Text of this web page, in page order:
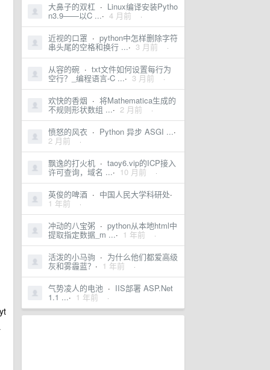
大鼻子的双杠 · Linux编译安装Pytho
n3.9——以C ...· 4 月前 ·
近视的口罩 · python中怎样删除字符
串头尾的空格和换行 ...· 3 月前 ·
从容的碗 · txt文件如何设置每行为
空行？_编程语言-C ...· 3 月前 ·
欢快的香烟 · 将Mathematica生成的
不规则形状数组 ...· 2 月前 ·
愤怒的风衣 · Python 异步 ASGI ...·
2 月前 ·
飘逸的打火机 · taoy6.vip的ICP接入
许可查询，域名 ...·10 月前 ·
英俊的啤酒 · 中国人民大学科研处·
1 年前 ·
冲动的八宝粥 · python从本地html中
提取指定数据_m ...· 1 年前 ·
活泼的小马驹 · 为什么他们都爱高级
灰和雾霾蓝？ · 1 年前 ·
气势凌人的电池 · IIS部署 ASP.Net
1.1 ...· 1 年前 ·